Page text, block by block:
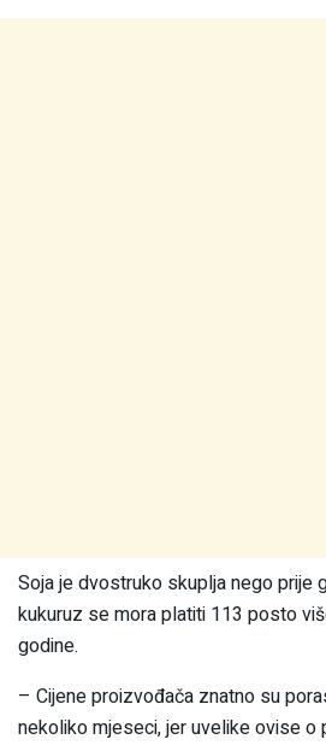
Soja je dvostruko skuplja nego prije
kukuruz se mora platiti 113 posto
godine.
– Cijene proizvođača znatno su
nekoliko mjeseci, jer uvelike ovise o